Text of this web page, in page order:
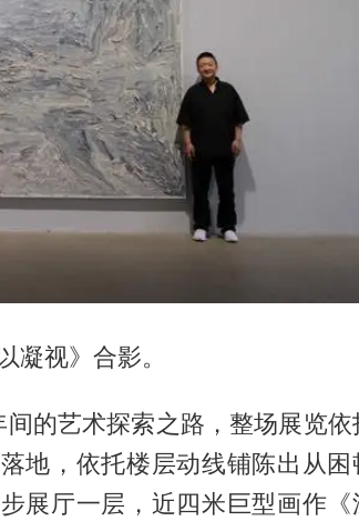
凝视》合影。
的艺术探索之路，整场展览依
地，依托楼层动线铺陈出从困
展厅一层，近四米巨型画作《